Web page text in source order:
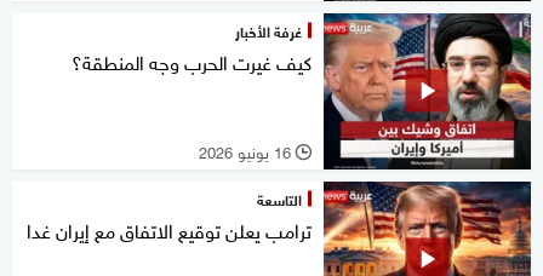
غرفة الأخبار
كيف غيرت الحرب وجه المنطقة؟
l 16 يونيو 2026
التاسعة
ترامب يعلن توقيع الاتفاق مع إيران غدا